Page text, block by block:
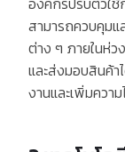
สามารถควบคุมแ
ต่าง ๆ ภายในห่ว
และส่งมอบสินค้า
งานและเพิ่มควา